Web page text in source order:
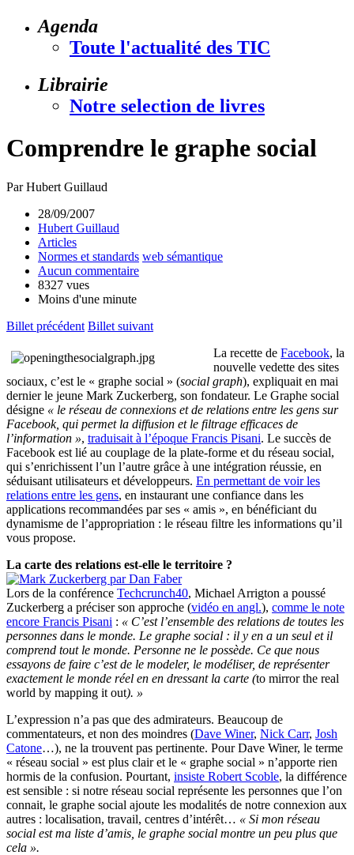
Agenda
Toute l'actualité des TIC
Librairie
Notre selection de livres
Comprendre le graphe social
Par Hubert Guillaud
28/09/2007
Hubert Guillaud
Articles
Normes et standards web sémantique
Aucun commentaire
8327 vues
Moins d'une minute
Billet précédent Billet suivant
La recette de Facebook, la
nouvelle vedette des sites
sociaux, c’est le « graphe social » (social graph), expliquait en mai
dernier le jeune Mark Zuckerberg, son fondateur. Le Graphe social
désigne « le réseau de connexions et de relations entre les gens sur
Facebook, qui permet la diffusion et le filtrage efficaces de
l’information », traduisait à l’époque Francis Pisani. Le succès de
Facebook est lié au couplage de la plate-forme et du réseau social,
qui s’enrichissent l’un l’autre grâce à une intégration réussie, en
séduisant utilisateurs et développeurs. En permettant de voir les
relations entre les gens, en instaurant une confiance dans les
applications recommandées par ses « amis », en bénéficiant du
dynamisme de l’appropriation : le réseau filtre les informations qu’il
vous propose.
La carte des relations est-elle le territoire ?
Lors de la conférence Techcrunch40, Michael Arrigton a poussé
Zuckerberg a préciser son approche (vidéo en angl.), comme le note
encore Francis Pisani : « C’est l’ensemble des relations de toutes les
personnes dans le monde. Le graphe social : il y en a un seul et il
comprend tout le monde. Personne ne le possède. Ce que nous
essayons de faire c’est de le modeler, le modéliser, de représenter
exactement le monde réel en en dressant la carte (to mirror the real
world by mapping it out). »
L’expression n’a pas que des admirateurs. Beaucoup de
commentateurs, et non des moindres (Dave Winer, Nick Carr, Josh
Catone…), ne la trouvent pas pertinente. Pour Dave Winer, le terme
« réseau social » est plus clair et le « graphe social » n’apporte rien
hormis de la confusion. Pourtant, insiste Robert Scoble, la différence
est sensible : si notre réseau social représente les personnes que l’on
connait, le graphe social ajoute les modalités de notre connexion aux
autres : localisation, travail, centres d’intérêt… « Si mon réseau
social est ma liste d’amis, le graphe social montre un peu plus que
cela ».